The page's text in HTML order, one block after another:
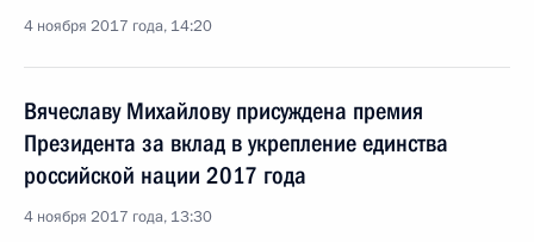
4 ноября 2017 года, 14:20
Вячеславу Михайлову присуждена премия
Президента за вклад в укрепление единства
российской нации 2017 года
4 ноября 2017 года, 13:30